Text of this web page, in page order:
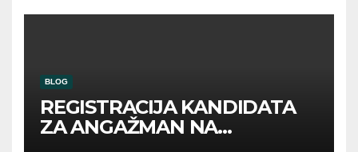
BLOG
REGISTRACIJA KANDIDATA
ZA ANGAŽMAN NA